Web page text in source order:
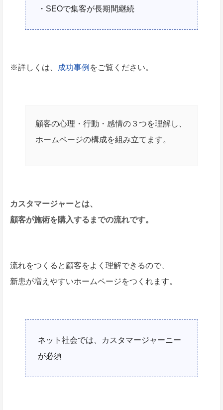
・SEOで集客が長期間継続
※詳しくは、 成功事例 をご覧ください。
顧客の心理・行動・感情の３つを理解し、
ホームページの構成を組み立てます。
カスタマージャーとは、
顧客が施術を購入するまでの流れです。
流れをつくると顧客をよく理解できるので、
新患が増えやすいホームページをつくれます。
ネット社会では、カスタマージャーニー
が必須